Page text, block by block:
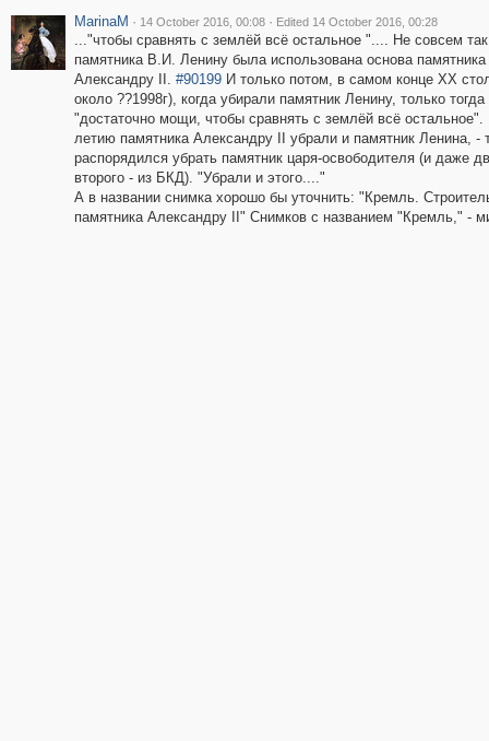
MarinaM · 14 October 2016, 00:08 · Edited 14 October 2016, 00:28
..."чтобы сравнять с землёй всё остальное ".... Не совсем
памятника В.И. Ленину была использована основа памятника
Александру II. #90199И только потом, в самом конце XX
около ??1998г), когда убирали памятник Ленину, только тогда
"достаточно мощи, чтобы сравнять с землёй всё остальное".
летию памятника Александру II убрали и памятник Ленина, -
распорядился убрать памятник царя-освободителя (и даже
второго - из БКД). "Убрали и этого...."
А в названии снимка хорошо бы уточнить: "Кремль.
памятника Александру II" Снимков с названием "Кремль," -